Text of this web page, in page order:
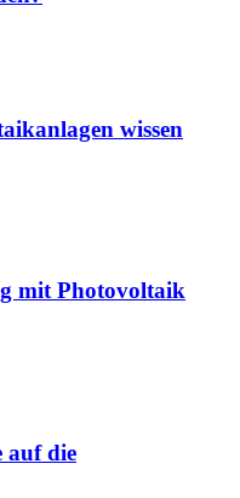
wissen
mit Photovoltaik
auf die